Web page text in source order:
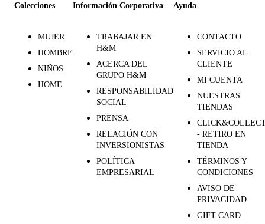
Colecciones
MUJER
HOMBRE
NIÑOS
HOME
Información Corporativa
TRABAJAR EN
H&M
ACERCA DEL
GRUPO H&M
RESPONSABILIDAD
SOCIAL
PRENSA
RELACIÓN CON
INVERSIONISTAS
POLÍTICA
EMPRESARIAL
Ayuda
CONTACTO
SERVICIO AL
CLIENTE
MI CUENTA
NUESTRAS
TIENDAS
- RETIRO EN
TIENDA
TÉRMINOS Y
CONDICIONES
AVISO DE
PRIVACIDAD
GIFT CARD